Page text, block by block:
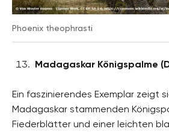
Phoenix theophrasti
Madagaskar Königspalme
Ein faszinierendes Exemplar zeigt
Madagaskar stammenden
Fiederblätter und einer leichten